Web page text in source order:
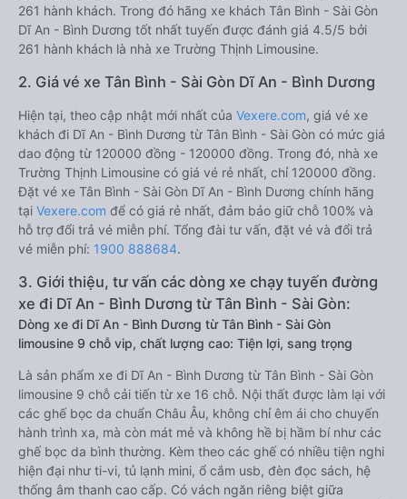
261 hành khách. Trong đó hãng xe khách Tân Bình - Sài Gòn
Dĩ An - Bình Dương tốt nhất tuyến được đánh giá 4.5/5 bởi
261 hành khách là nhà xe Trường Thịnh Limousine.
2. Giá vé xe Tân Bình - Sài Gòn Dĩ An - Bình Dương
Hiện tại, theo cập nhật mới nhất của Vexere.com, giá vé xe
khách đi Dĩ An - Bình Dương từ Tân Bình - Sài Gòn có mức giá
dao động từ 120000 đồng - 120000 đồng. Trong đó, nhà xe
Trường Thịnh Limousine có giá vé rẻ nhất, chỉ 120000 đồng.
Đặt vé xe Tân Bình - Sài Gòn Dĩ An - Bình Dương chính hãng
tại Vexere.com để có giá rẻ nhất, đảm bảo giữ chỗ 100% và
hỗ trợ đổi trả vé miễn phí. Tổng đài tư vấn, đặt vé và đổi trả
vé miễn phí: 1900 888684.
3. Giới thiệu, tư vấn các dòng xe chạy tuyến đường
xe đi Dĩ An - Bình Dương từ Tân Bình - Sài Gòn:
Dòng xe đi Dĩ An - Bình Dương từ Tân Bình - Sài Gòn
limousine 9 chỗ vip, chất lượng cao: Tiện lợi, sang trọng
Là sản phẩm xe đi Dĩ An - Bình Dương từ Tân Bình - Sài Gòn
limousine 9 chỗ cải tiến từ xe 16 chỗ. Nội thất được làm lại với
các ghế bọc da chuẩn Châu Âu, không chỉ êm ái cho chuyến
hành trình xa, mà còn mát mẻ và không hề bị hầm bí như các
ghế bọc da bình thường. Kèm theo các ghế có nhiều tiện nghi
hiện đại như ti-vi, tủ lạnh mini, ổ cắm usb, đèn đọc sách, hệ
thống âm thanh cao cấp. Có vách ngăn riêng biệt giữa